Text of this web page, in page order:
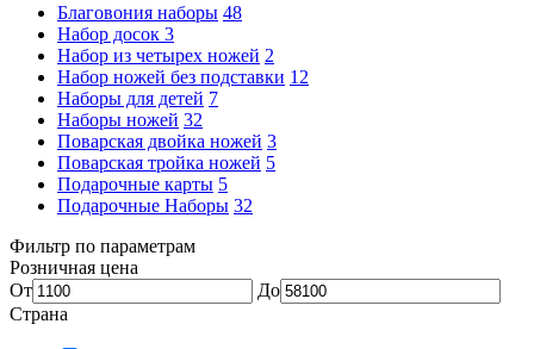
Благовония наборы 48
Набор досок 3
Набор из четырех ножей 2
Набор ножей без подставки 12
Наборы для детей 7
Наборы ножей 32
Поварская двойка ножей 3
Поварская тройка ножей 5
Подарочные карты 5
Подарочные Наборы 32
Фильтр по параметрам
Розничная цена
От
До
Страна